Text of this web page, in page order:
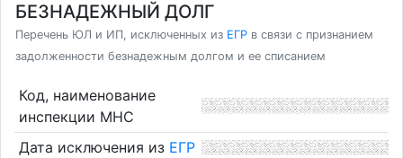
БЕЗНАДЕЖНЫЙ ДОЛГ
Перечень ЮЛ и ИП, исключенных из ЕГР в связи с признанием
задолженности безнадежным долгом и ее списанием
Код, наименование
инспекции МНС
Дата исключения из ЕГР